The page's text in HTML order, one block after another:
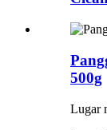
500g
Lugar